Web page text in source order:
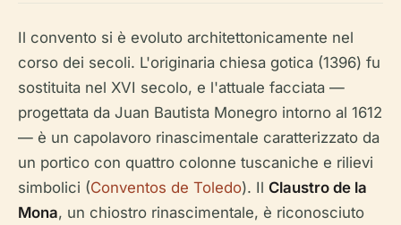
Il convento si è evoluto architettonicamente nel
corso dei secoli. L'originaria chiesa gotica (1396) fu
sostituita nel XVI secolo, e l'attuale facciata —
progettata da Juan Bautista Monegro intorno al 1612
— è un capolavoro rinascimentale caratterizzato da
un portico con quattro colonne tuscaniche e rilievi
simbolici (Conventos de Toledo). Il Claustro de la
Mona, un chiostro rinascimentale, è riconosciuto